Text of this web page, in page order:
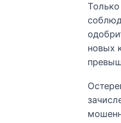
новых